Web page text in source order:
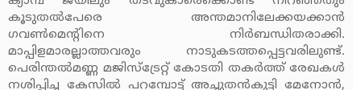
കൂടുതല്‍പേരെ അന്തമാനിലേക്കയക്കാന്‍
ഗവണ്‍മെന്റിനെ നിര്‍ബന്ധിതരാക്കി.
മാപ്പിളമാരല്ലാത്തവരും നാടുകടത്തപ്പെട്ടവരിലുണ്ട്.
പെരിന്തല്‍മണ്ണ മജിസ്‌ട്രേറ്റ് കോടതി തകര്‍ത്ത് രേഖകള്‍
നശിപ്പിച്ച കേസില്‍ പറമ്പോട്ട് അച്ചുതന്‍കുട്ടി മേനോന്‍,